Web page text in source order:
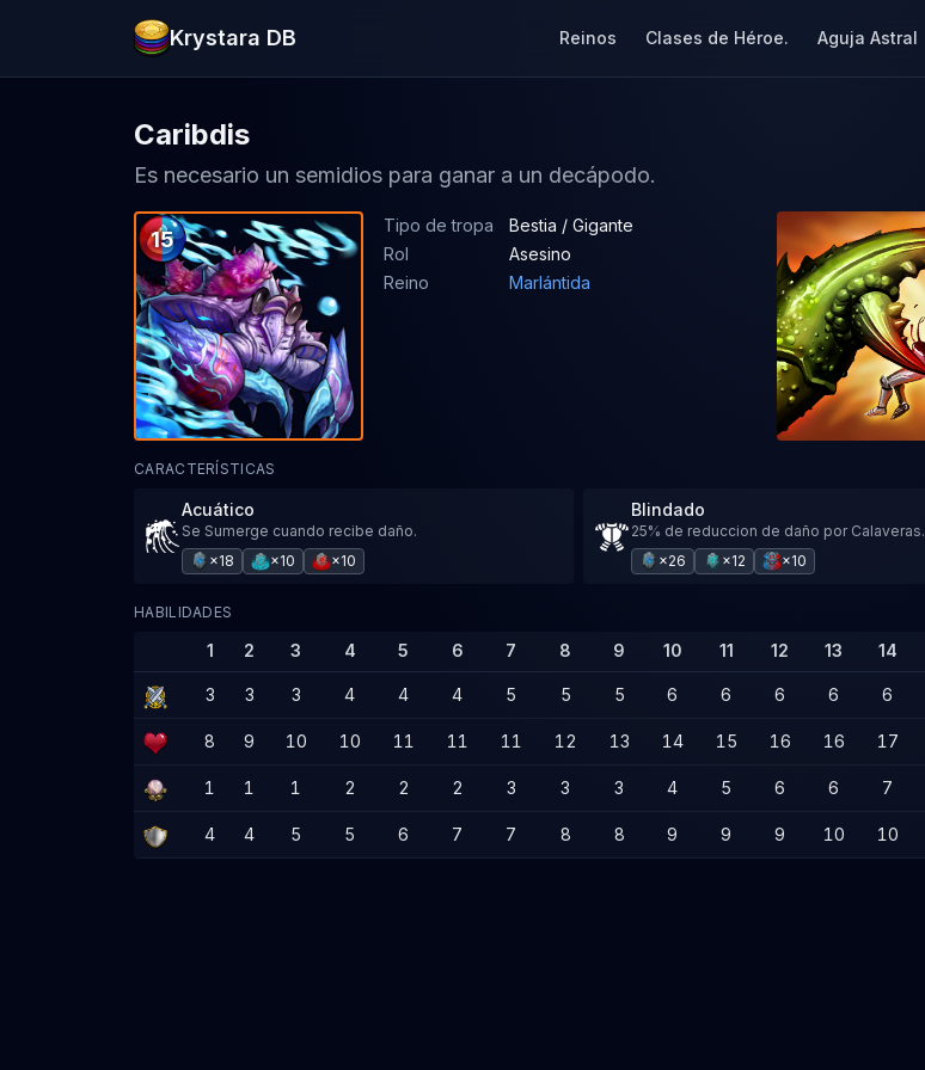
Krystara DB Reinos Clases de Héroe. Aguja Astral
Caribdis
Es necesario un semidios para ganar a un decápodo.
15
Tipo de tropa
Bestia / Gigante
Rol
Asesino
Reino
Marlántida
CARACTERÍSTICAS
Acuático
Se Sumerge cuando recibe daño.
×18
×10 ×10
Blindado
25% de reduccion de daño por Calaveras.
×26
×12 ×10
HABILIDADES
1 2 3 4 5 6 7 8 9 10 11 12 13 14
3 3 3 4 4 4 5 5 5 6 6 6 6 6
8 9 10 10 11 11 11 12 13 14 15 16 16 17
1 1 1 2 2 2 3 3 3 4 5 6 6 7
4 4 5 5 6 7 7 8 8 9 9 9 10 10